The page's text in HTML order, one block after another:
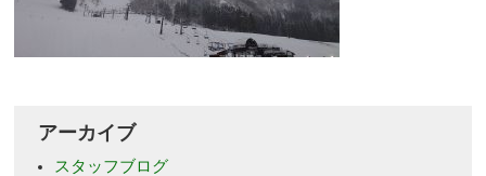
アーカイブ
スタッフブログ